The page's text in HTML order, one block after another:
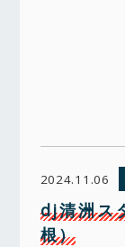
2024.11.06
dj清洲ス
根）